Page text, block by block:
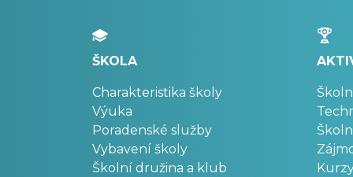
ŠKOLA
Charakteristika školy
Výuka
Poradenské služby
Vybavení školy
Školní družina a klub